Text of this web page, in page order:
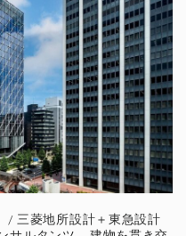
/ 三菱地所設計＋東急設計